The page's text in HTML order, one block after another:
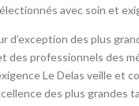
avec soin et
d’exception des plus
des professionnels des
Le Delas veille et
des plus grandes